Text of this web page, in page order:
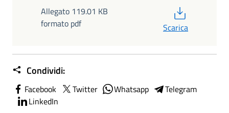
Allegato 119.01 KB
formato pdf
Scarica
Condividi:
Facebook Twitter Whatsapp
Telegram
LinkedIn